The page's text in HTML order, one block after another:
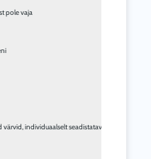
pole vaja
individuaalselt seadistatavad